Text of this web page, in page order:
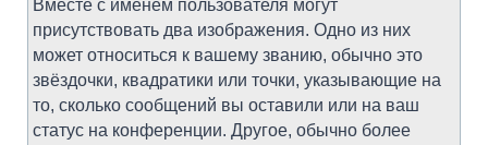
Вместе с именем пользователя могут
присутствовать два изображения. Одно из них
может относиться к вашему званию, обычно это
звёздочки, квадратики или точки, указывающие на
то, сколько сообщений вы оставили или на ваш
статус на конференции. Другое, обычно более